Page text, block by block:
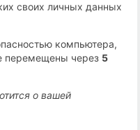
своих личных данных
компьютера,
перемещены через 5
о вашей